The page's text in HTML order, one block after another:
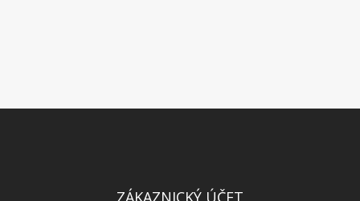
ZÁKAZNICKÝ ÚČET